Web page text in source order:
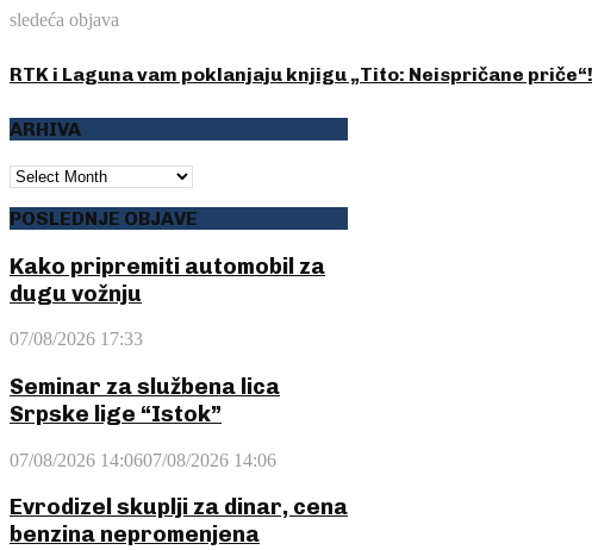
sledeća objava
RTK i Laguna vam poklanjaju knjigu „Tito: Neispričane priče“!
ARHIVA
ARHIVA
POSLEDNJE OBJAVE
Kako pripremiti automobil za
dugu vožnju
07/08/2026 17:33
Seminar za službena lica
Srpske lige “Istok”
07/08/2026 14:0607/08/2026 14:06
Evrodizel skuplji za dinar, cena
benzina nepromenjena